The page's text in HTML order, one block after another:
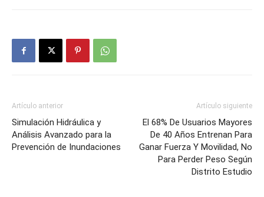
Artículo anterior
Simulación Hidráulica y
Análisis Avanzado para la
Prevención de Inundaciones
Artículo siguiente
El 68% De Usuarios Mayores
De 40 Años Entrenan Para
Ganar Fuerza Y Movilidad, No
Para Perder Peso Según
Distrito Estudio